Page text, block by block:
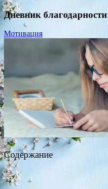
Дневник
Мотивация
Содержание